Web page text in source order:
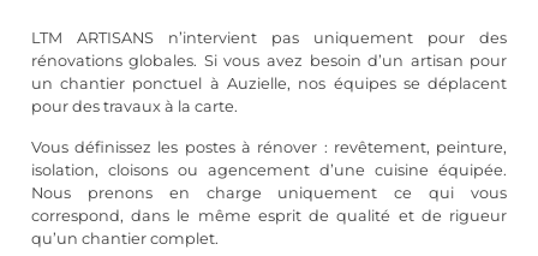
LTM ARTISANS n’intervient pas uniquement pour des
rénovations globales. Si vous avez besoin d’un artisan pour
un chantier ponctuel à Auzielle, nos équipes se déplacent
pour des travaux à la carte.
Vous définissez les postes à rénover : revêtement, peinture,
isolation, cloisons ou agencement d’une cuisine équipée.
Nous prenons en charge uniquement ce qui vous
correspond, dans le même esprit de qualité et de rigueur
qu’un chantier complet.